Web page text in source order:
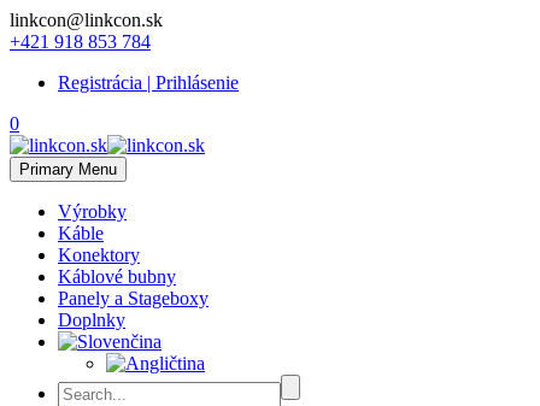
linkcon@linkcon.sk
+421 918 853 784
Registrácia | Prihlásenie
0
Primary Menu
Výrobky
Káble
Konektory
Káblové bubny
Panely a Stageboxy
Doplnky